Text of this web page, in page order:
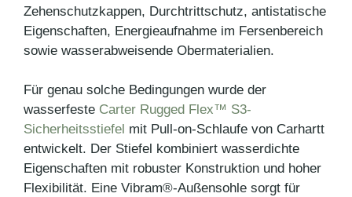
Zehenschutzkappen, Durchtrittschutz, antistatische
Eigenschaften, Energieaufnahme im Fersenbereich
sowie wasserabweisende Obermaterialien.
Für genau solche Bedingungen wurde der
wasserfeste Carter Rugged Flex™ S3-
Sicherheitsstiefel mit Pull-on-Schlaufe von Carhartt
entwickelt. Der Stiefel kombiniert wasserdichte
Eigenschaften mit robuster Konstruktion und hoher
Flexibilität. Eine Vibram®-Außensohle sorgt für